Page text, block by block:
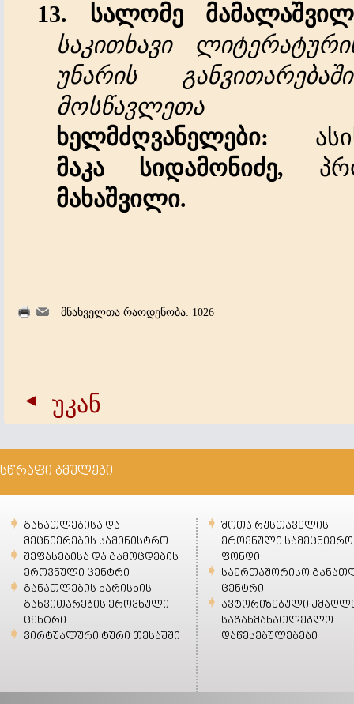
13. სალომე
საკითხავი
უნარის
განვითარებაში
მოსწავლეთა
ხელმძღვანელები:
მაკა
სიდამონიძე,
მახაშვილი.
მნახველთა რაოდენობა: 1026
უკან
სწრაფი ბმულები
განათლებისა და
მეცნიერების სამინისტრო
შეფასებისა და გამოცდების
ეროვნული ცენტრი
განათლების ხარისხის
განვითარების ეროვნული
ცენტრი
ვირტუალური ტური თესაუში
შოთა რუსთაველის
ეროვნული სამეცნიერო
ფონდი
საერთაშორისო
ცენტრი
ავტორიზებული
საგანმანათლებლო
დაწესებულებები